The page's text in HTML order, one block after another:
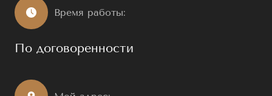
Время работы:
По договоренности